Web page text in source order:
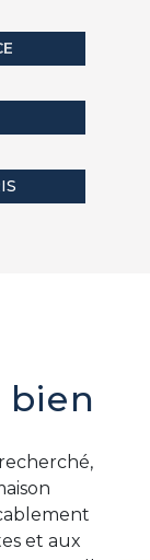
et aux